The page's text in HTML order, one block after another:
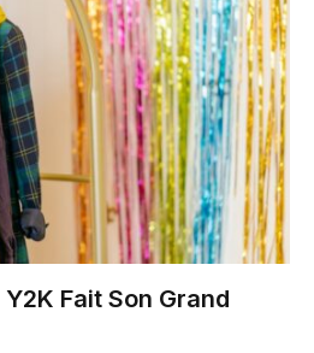
Fait Son Grand